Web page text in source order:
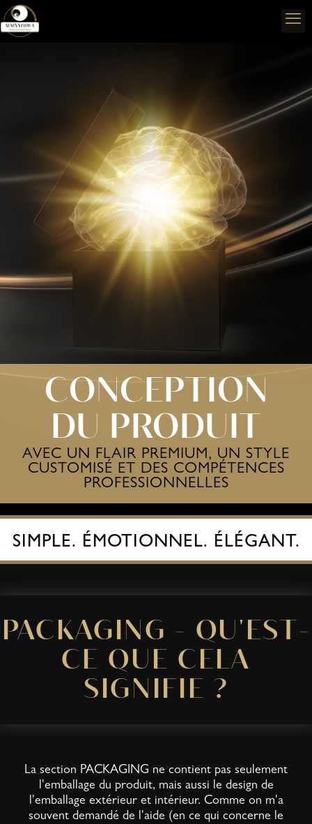
CONCEPTION
DU PRODUIT
AVEC UN FLAIR PREMIUM, UN STYLE
CUSTOMISÉ ET DES COMPÉTENCES
PROFESSIONNELLES
SIMPLE. ÉMOTIONNEL. ÉLÉGANT.
PACKAGING - QU'EST-
CE QUE CELA
SIGNIFIE ?
La section PACKAGING ne contient pas seulement
l'emballage du produit, mais aussi le design de
l'emballage extérieur et intérieur. Comme on m'a
souvent demandé de l'aide (en ce qui concerne le